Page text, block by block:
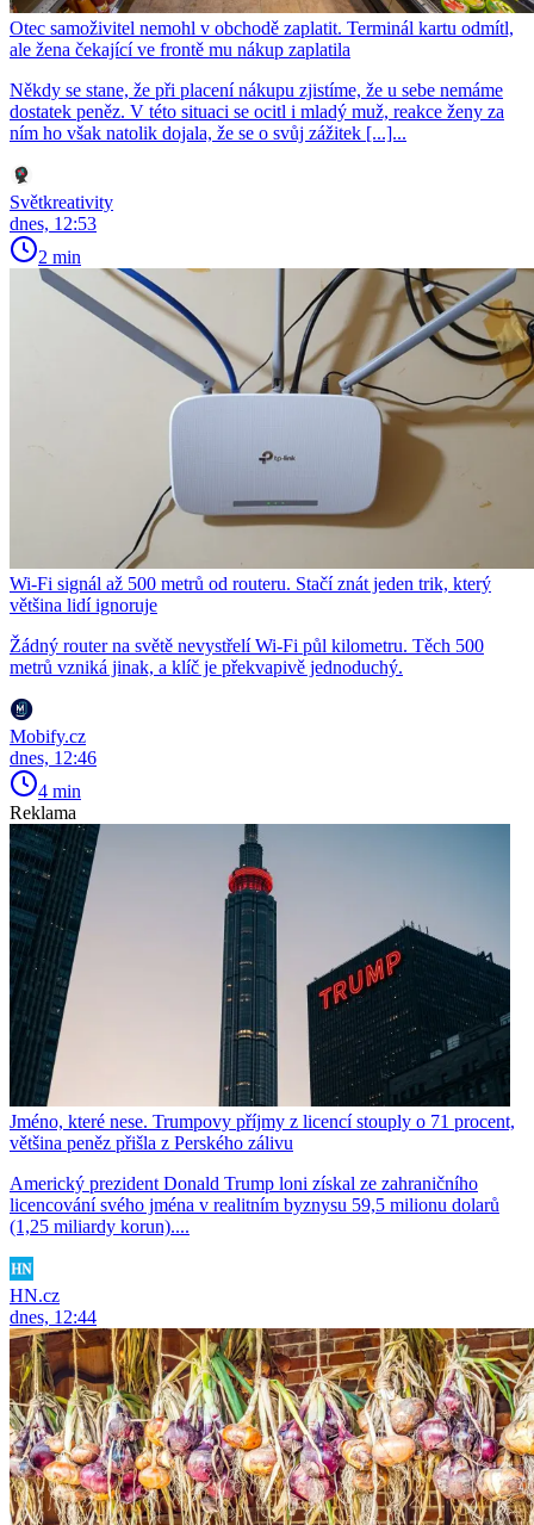
Otec samoživitel nemohl v obchodě zaplatit. Terminál kartu odmítl,
ale žena čekající ve frontě mu nákup zaplatila
Někdy se stane, že při placení nákupu zjistíme, že u sebe nemáme
dostatek peněz. V této situaci se ocitl i mladý muž, reakce ženy za
ním ho však natolik dojala, že se o svůj zážitek [...]...
Světkreativity
dnes, 12:53
2 min
Wi-Fi signál až 500 metrů od routeru. Stačí znát jeden trik, který
většina lidí ignoruje
Žádný router na světě nevystřelí Wi-Fi půl kilometru. Těch 500
metrů vzniká jinak, a klíč je překvapivě jednoduchý.
Mobify.cz
dnes, 12:46
4 min
Reklama
Jméno, které nese. Trumpovy příjmy z licencí stouply o 71 procent,
většina peněz přišla z Perského zálivu
Americký prezident Donald Trump loni získal ze zahraničního
licencování svého jména v realitním byznysu 59,5 milionu dolarů
(1,25 miliardy korun)....
HN.cz
dnes, 12:44